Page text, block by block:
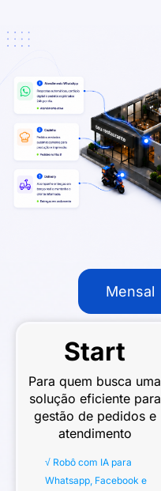
Mensal
Start
Para quem busca uma
solução eficiente para
gestão de pedidos e
atendimento
√ Robô com IA para
Whatsapp, Facebook e